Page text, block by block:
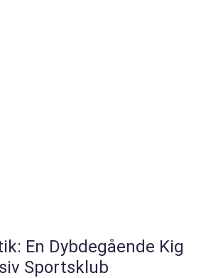
En Dybdegående Kig
Sportsklub